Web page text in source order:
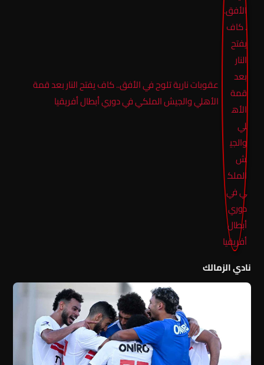
عقوبات نارية تلوح في الأفق.. كاف يفتح النار بعد قمة
الأهلي والجيش الملكي في دوري أبطال أفريقيا
نادي الزمالك